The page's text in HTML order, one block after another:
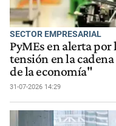
SECTOR EMPRESARIAL
PyMEs en alerta
tensión en la
de la economía"
31-07-2026 14:29